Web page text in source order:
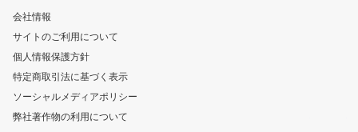
会社情報
サイトのご利用について
個人情報保護方針
特定商取引法に基づく表示
ソーシャルメディアポリシー
弊社著作物の利用について